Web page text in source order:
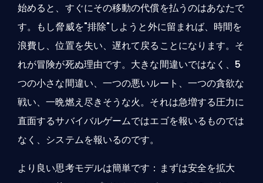
始めると、すぐにその移動の代償を払うのはあなたで
す。もし脅威を"排除"しようと外に留まれば、時間を
浪費し、位置を失い、遅れて戻ることになります。そ
れが冒険が死ぬ理由です。大きな間違いではなく、5
つの小さな間違い、一つの悪いルート、一つの貪欲な
戦い、一晩燃え尽きそうな火。それは急増する圧力に
直面するサバイバルゲームではエゴを報いるものでは
なく、システムを報いるのです。
より良い思考モデルは簡単です：まずは安全を拡大